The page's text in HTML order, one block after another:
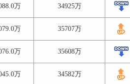
万 34925万
万 35707万
万 35608万
万 34582万